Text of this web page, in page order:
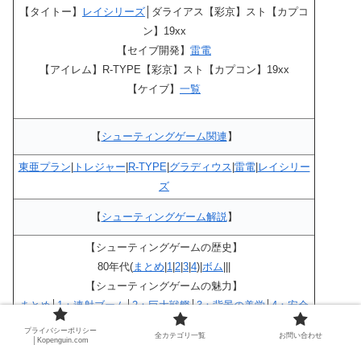
【タイトー】
レイシリーズ │ダライアス【彩京】スト【カプコ
ン】19xx
【セイブ開発】 雷電
【アイレム】R-TYPE【彩京】スト【カプコン】19xx
【ケイブ】 一覧
【 シューティングゲーム関連 】
東亜プラン トレジャー R-TYPE| グラディウス 雷電| レイシリー
ズ
【 シューティングゲーム解説】
【シューティングゲームの歴史】
80年代(まとめ 1 2 3 4)| ボム
【シューティングゲームの魅力】
まとめ│1：連射ブーム│2：巨大戦艦│3：背景の美学│4：安全
地帯 │ 5：フォーメーション│
プライバシーポリシー
│Kopenguin.com
全カテゴリ一覧 お問い合わせ